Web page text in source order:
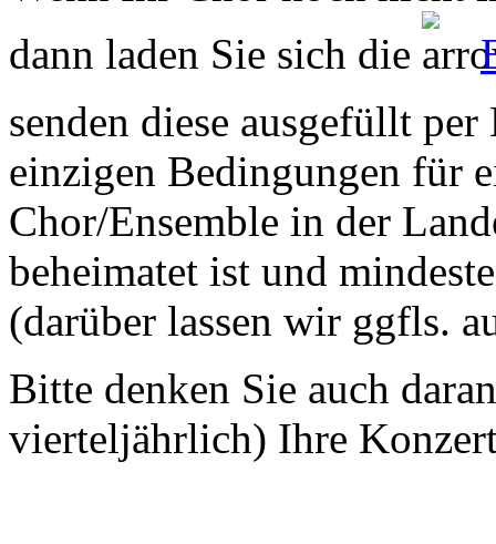
dann laden Sie sich die
senden diese ausgefüllt
einzigen Bedingungen für
Chor/Ensemble in der
beheimatet ist und
(darüber lassen wir ggfls.
Bitte denken Sie auch
vierteljährlich) Ihre